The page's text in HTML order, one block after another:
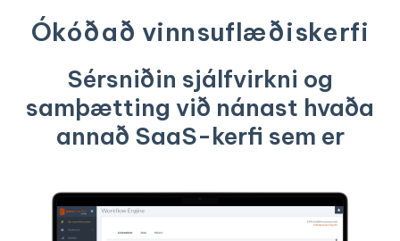
Ókóðað vinnsuflæðiskerfi
Sérsniðin sjálfvirkni og
samþætting við nánast hvaða
annað SaaS-kerfi sem er